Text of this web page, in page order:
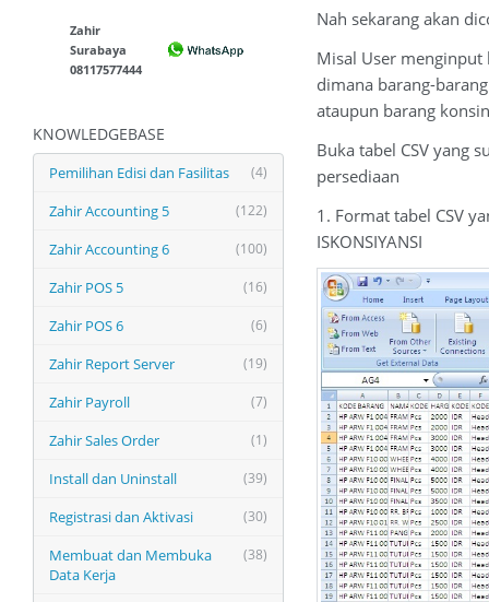
Zahir
Surabaya
08117577444
KNOWLEDGEBASE
(4)
Pemilihan Edisi dan Fasilitas
(122)
Zahir Accounting 5
(100)
Zahir Accounting 6
(16)
Zahir POS 5
(6)
Zahir POS 6
(19)
Zahir Report Server
(7)
Zahir Payroll
(1)
Zahir Sales Order
(39)
Install dan Uninstall
(30)
Registrasi dan Aktivasi
(38)
Membuat dan Membuka
Data Kerja
Nah sekarang akan
Misal User
dimana barang-
ataupun barang
Buka tabel CSV yang
persediaan
1. Format tabel CSV
ISKONSIYANSI